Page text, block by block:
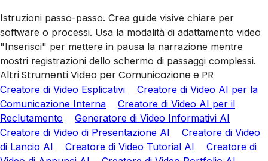
Istruzioni passo-passo. Crea guide visive chiare per
software o processi. Usa la modalità di adattamento video
"Inserisci" per mettere in pausa la narrazione mentre
mostri registrazioni dello schermo di passaggi complessi.
Altri Strumenti Video per Comunicazione e PR
Creatore di Video Esplicativi
Creatore di Video AI per la
Comunicazione Interna
Creatore di Video AI per il
Reclutamento
Generatore di Video Informativi AI
Creatore di Video di Presentazione AI
Creatore di Video
di Lancio AI
Creatore di Video Tutorial AI
Creatore di